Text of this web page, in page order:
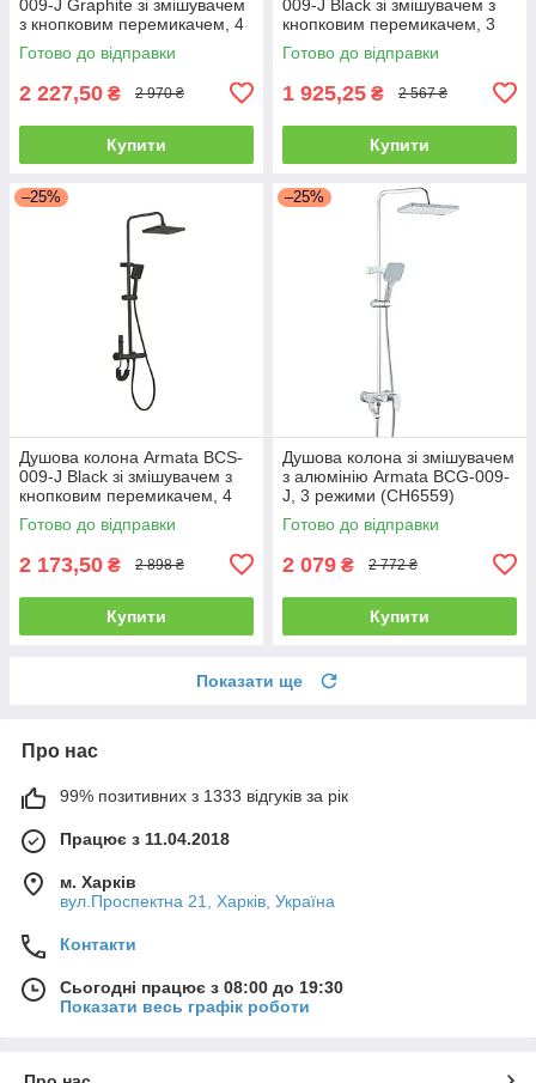
009-J Graphite зі змішувачем
з кнопковим перемикачем, 4
режими (CH650
Готово до відправки
2 227,50 ₴ 2 970 ₴
Купити
009-J Black зі змішувачем з
кнопковим перемикачем, 3
режими (CH6506)
Готово до відправки
1 925,25 ₴ 2 567 ₴
Купити
–25%
Душова колона Armata BCS-
009-J Black зі змішувачем з
кнопковим перемикачем, 4
режими (CH6508)
Готово до відправки
2 173,50 ₴ 2 898 ₴
Купити
–25%
Душова колона зі змішувачем
з алюмінію Armata BCG-009-
J, 3 режими (CH6559)
Готово до відправки
2 079 ₴ 2 772 ₴
Купити
Показати ще
Про нас
99% позитивних з 1333 відгуків за рік
Працює з 11.04.2018
м. Харків
вул.Проспектна 21, Харків, Україна
Контакти
Сьогодні працює з 08:00 до 19:30
Показати весь графік роботи